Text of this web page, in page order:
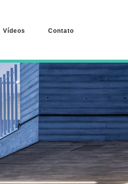
Vídeos Contato